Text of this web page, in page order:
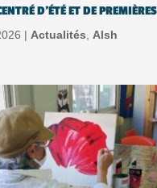
D’ÉTÉ ET DE
| Actualités Alsh